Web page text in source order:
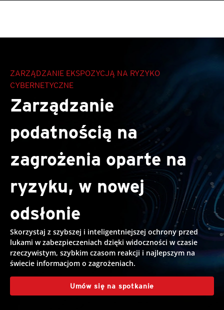
ZARZĄDZANIE EKSPOZYCJĄ NA RYZYKO
CYBERNETYCZNE
Zarządzanie
podatnością na
zagrożenia oparte na
ryzyku, w nowej
odsłonie
Skorzystaj z szybszej i inteligentniejszej ochrony przed
lukami w zabezpieczeniach dzięki widoczności w czasie
rzeczywistym, szybkim czasom reakcji i najlepszym na
świecie informacjom o zagrożeniach.
Umów się na spotkanie
Products